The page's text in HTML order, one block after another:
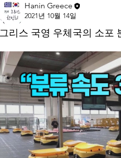
Hanin Greece
2021년 10월 14일
그리스 국영 우체국의 소포